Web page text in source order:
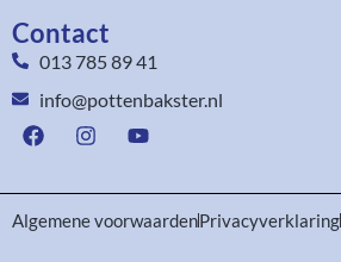
Contact
013 785 89 41
info@pottenbakster.nl
Algemene voorwaardenPrivacyverklaring